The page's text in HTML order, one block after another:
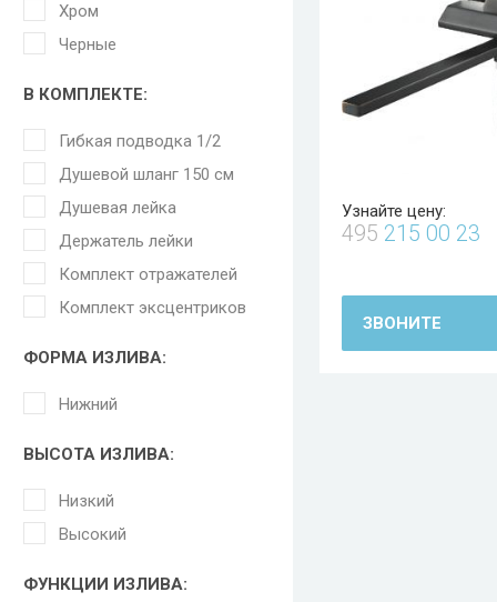
Хром
Черные
В КОМПЛЕКТЕ:
Гибкая подводка 1/2
Душевой шланг 150 см
Душевая лейка
Держатель лейки
Комплект отражателей
Комплект эксцентриков
ФОРМА ИЗЛИВА:
Нижний
ВЫСОТА ИЗЛИВА:
Низкий
Высокий
ФУНКЦИИ ИЗЛИВА:
Узнайте цену:
495 215 00 23
ЗВОНИТЕ